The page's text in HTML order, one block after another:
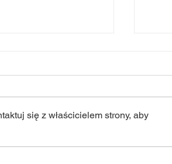
się z właścicielem strony, aby